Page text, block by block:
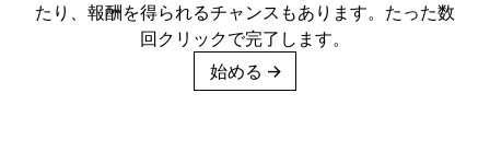
たり、報酬を得られるチャンスもあります。たった数
回クリックで完了します。
始める →